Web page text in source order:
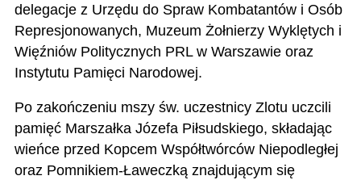
delegacje z Urzędu do Spraw Kombatantów i Osób
Represjonowanych, Muzeum Żołnierzy Wyklętych i
Więźniów Politycznych PRL w Warszawie oraz
Instytutu Pamięci Narodowej.
Po zakończeniu mszy św. uczestnicy Zlotu uczcili
pamięć Marszałka Józefa Piłsudskiego, składając
wieńce przed Kopcem Współtwórców Niepodległej
oraz Pomnikiem-Ławeczką znajdującym się